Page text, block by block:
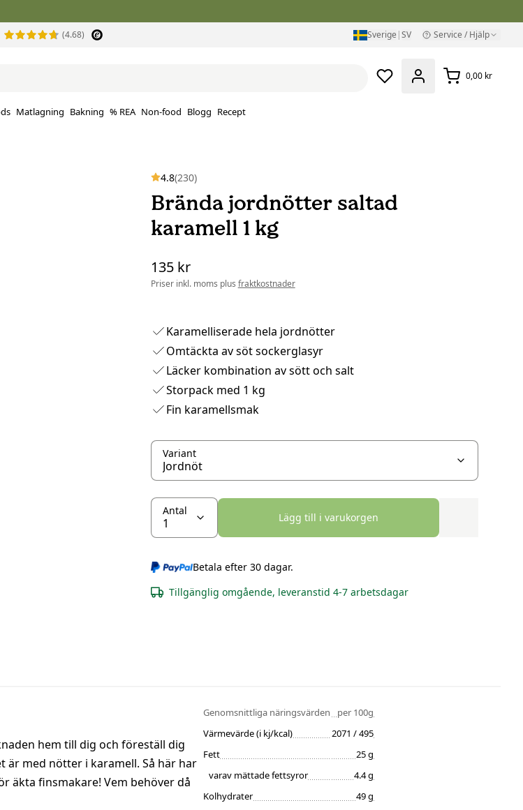
(4.68) Sverige |SV Service / Hjälp
0,00 kr
Matlagning Bakning % REA Non-food Blogg Recept
4.8(230)
Brända jordnötter saltad
karamell 1 kg
135 kr
Priser inkl. moms plus fraktkostnader
Karamelliserade hela jordnötter
Omtäckta av söt sockerglasyr
Läcker kombination av sött och salt
Storpack med 1 kg
Fin karamellsmak
Variant
Antal
Lägg till i varukorgen
Betala efter 30 dagar.
Tillgänglig omgående, leveranstid 4-7 arbetsdagar
hem till dig och föreställ dig
med nötter i karamell. Så här har
äkta finsmakare! Vem behöver då
Genomsnittliga näringsvärden
per 100g
Värmevärde (i kj/kcal)
2071 / 495
Fett
25 g
varav mättade fettsyror
4.4 g
Kolhydrater
49 g